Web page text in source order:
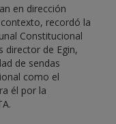
en dirección
recordó la
Constitucional
de Egin,
de sendas
como el
él por la